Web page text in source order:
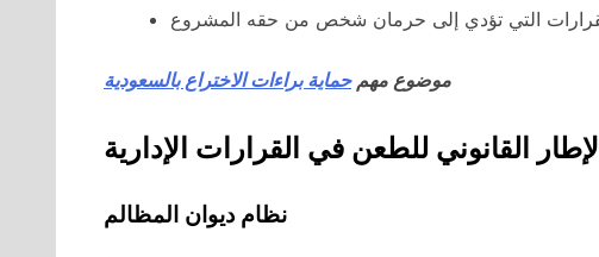
موضوع مهمحماية براءات الاختراع بالسعودية
الإطار القانوني للطعن في القرارات الإدارية
نظام ديوان المظالم